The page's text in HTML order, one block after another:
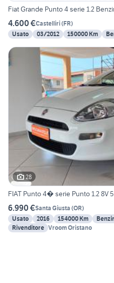
Fiat Grande Punto 4 serie 1.2
4.600 €Castelliri(FR)
Usato
03/2012 150000 Km
28
FIAT Punto 4� serie Punto 1.2 8V
6.990 €Santa Giusta (OR)
Usato
2016 154000 Km
Rivenditore Vroom Oristano